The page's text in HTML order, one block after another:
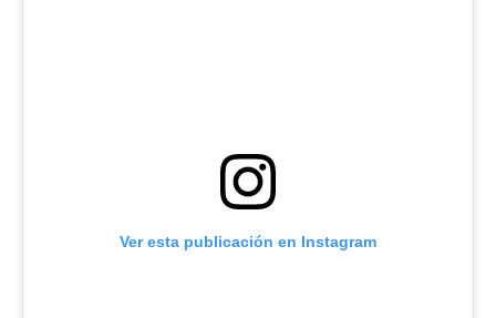
Ver esta publicación en Instagram